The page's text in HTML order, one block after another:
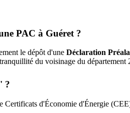
PAC à Guéret ?
le dépôt d'une Déclaration
du voisinage du département
?
Certificats d'Économie d'Énergie